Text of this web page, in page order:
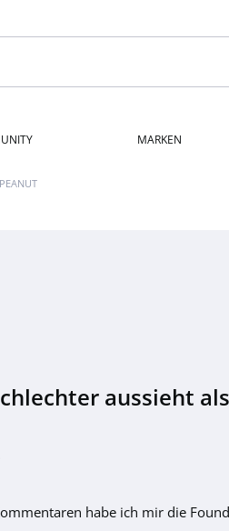
MARKEN
PEANUT
aussieht
habe ich mir die